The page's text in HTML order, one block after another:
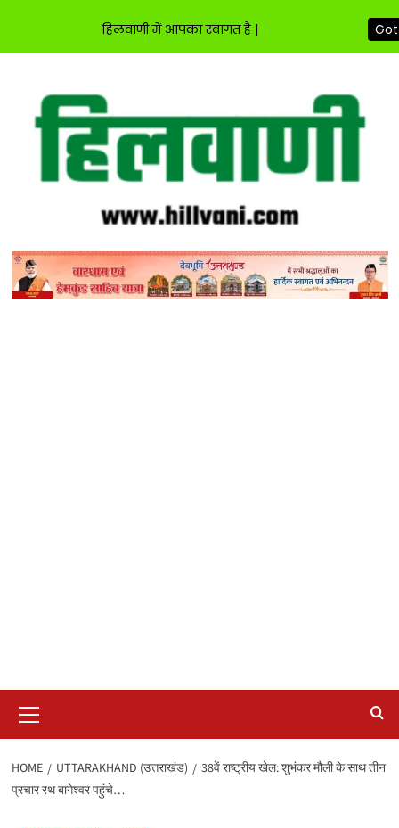
content
Menu
HOME UTTARAKHAND (उत्तराखंड)
38वें राष्ट्रीय खेल: शुभंकर मौली के साथ तीन
प्रचार रथ बागेश्वर पहुंचे…
हिलवाणी में आपका स्वागत है |